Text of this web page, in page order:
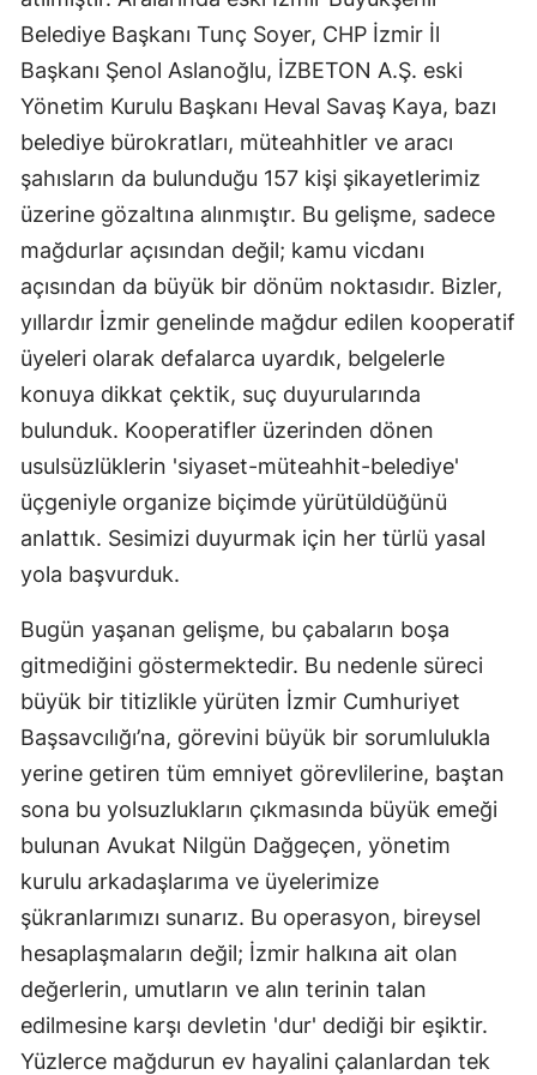
Belediye Başkanı Tunç Soyer, CHP İzmir İl
Başkanı Şenol Aslanoğlu, İZBETON A.Ş. eski
Yönetim Kurulu Başkanı Heval Savaş Kaya, bazı
belediye bürokratları, müteahhitler ve aracı
şahısların da bulunduğu 157 kişi şikayetlerimiz
üzerine gözaltına alınmıştır. Bu gelişme, sadece
mağdurlar açısından değil; kamu vicdanı
açısından da büyük bir dönüm noktasıdır. Bizler,
yıllardır İzmir genelinde mağdur edilen kooperatif
üyeleri olarak defalarca uyardık, belgelerle
konuya dikkat çektik, suç duyurularında
bulunduk. Kooperatifler üzerinden dönen
usulsüzlüklerin 'siyaset-müteahhit-belediye'
üçgeniyle organize biçimde yürütüldüğünü
anlattık. Sesimizi duyurmak için her türlü yasal
yola başvurduk.
Bugün yaşanan gelişme, bu çabaların boşa
gitmediğini göstermektedir. Bu nedenle süreci
büyük bir titizlikle yürüten İzmir Cumhuriyet
Başsavcılığı’na, görevini büyük bir sorumlulukla
yerine getiren tüm emniyet görevlilerine, baştan
sona bu yolsuzlukların çıkmasında büyük emeği
bulunan Avukat Nilgün Dağgeçen, yönetim
kurulu arkadaşlarıma ve üyelerimize
şükranlarımızı sunarız. Bu operasyon, bireysel
hesaplaşmaların değil; İzmir halkına ait olan
değerlerin, umutların ve alın terinin talan
edilmesine karşı devletin 'dur' dediği bir eşiktir.
Yüzlerce mağdurun ev hayalini çalanlardan tek